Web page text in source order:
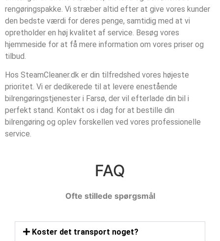
rengøringspakke. Vi stræber altid efter at give vores kunder
den bedste værdi for deres penge, samtidig med at vi
opretholder en høj kvalitet af service. Besøg vores
hjemmeside for at få mere information om vores priser og
tilbud.
Hos SteamCleaner.dk er din tilfredshed vores højeste
prioritet. Vi er dedikerede til at levere enestående
bilrengøringstjenester i Farsø, der vil efterlade din bil i
perfekt stand. Kontakt os i dag for at bestille din
bilrengøring og oplev forskellen ved vores professionelle
service.
FAQ
Ofte stillede spørgsmål
Koster det transport noget?